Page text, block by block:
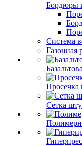
Бордюры
Система
Газонная
Просечка
Сетка